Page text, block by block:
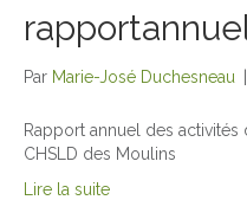
Par Marie-José Duchesneau
Rapport annuel des
CHSLD des Moulins
Lire la suite